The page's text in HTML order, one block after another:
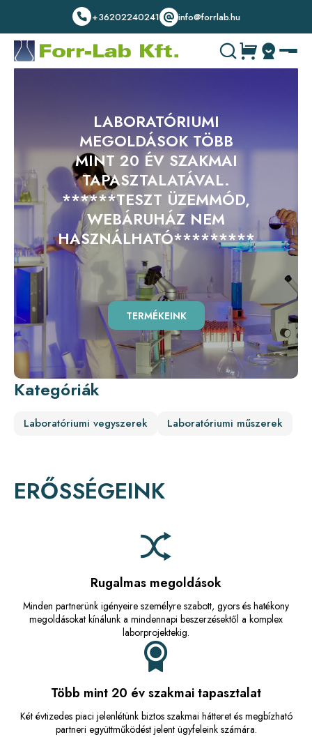
+36202240241 info@forrlab.hu
Kategóriák
Laboratóriumi vegyszerek Laboratóriumi műszerek
LABORATÓRIUMI
MEGOLDÁSOK TÖBB
MINT 20 ÉV SZAKMAI
TAPASZTALATÁVAL.
******TESZT ÜZEMMÓD,
WEBÁRUHÁZ NEM
HASZNÁLHATÓ*********
TERMÉKEINK
ERŐSSÉGEINK
Rugalmas megoldások
Minden partnerünk igényeire személyre szabott, gyors és hatékony
megoldásokat kínálunk a mindennapi beszerzésektől a komplex
laborprojektekig.
Több mint 20 év szakmai tapasztalat
Két évtizedes piaci jelenlétünk biztos szakmai hátteret és megbízható
partneri együttműködést jelent ügyfeleink számára.